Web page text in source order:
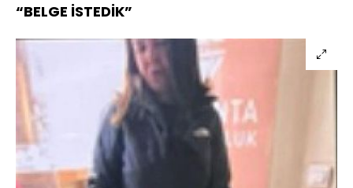
“BELGE İSTEDİK”